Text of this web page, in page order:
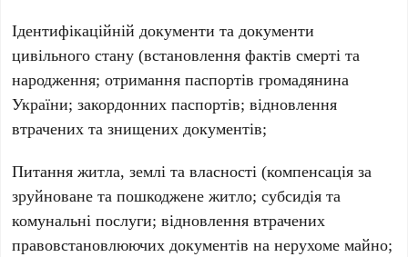
Ідентифікаційній документи та документи
цивільного стану (встановлення фактів смерті та
народження; отримання паспортів громадянина
України; закордонних паспортів; відновлення
втрачених та знищених документів;
Питання житла, землі та власності (компенсація за
зруйноване та пошкоджене житло; субсидія та
комунальні послуги; відновлення втрачених
правовстановлюючих документів на нерухоме майно;